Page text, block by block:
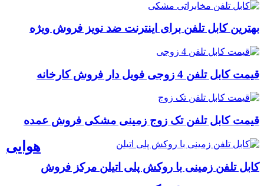
بهترین کابل تلفن برای اینترنت ضد نویز فروش ویژه
قیمت کابل تلفن 4 زوجی فویل دار فروش کارخانه
قیمت کابل تلفن تک زوج زمینی مشکی فروش عمده
کابل تلفن زمینی با روکش پلی اتیلن مرکز فروش
هوایی